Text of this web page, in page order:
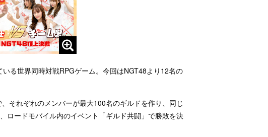
る世界同時対戦RPGゲーム。今回はNGT48より12名の
それぞれのメンバーが最大100名のギルドを作り、同じ
ロードモバイル内のイベント「ギルド共闘」で勝敗を決